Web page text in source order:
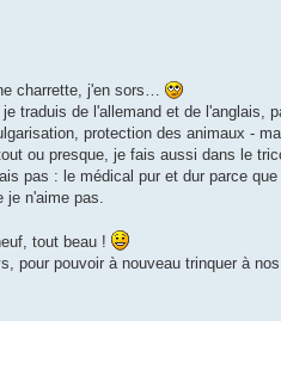
charrette, j'en sors…
traduis de l'allemand et de l'anglais,
protection des animaux -
ou presque, je fais aussi dans le
pas : le médical pur et dur parce
n'aime pas.
tout beau !
pour pouvoir à nouveau trinquer à